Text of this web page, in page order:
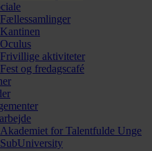
Fællessamlinger
Kantinen
Oculus
Frivillige aktiviteter
Fest og fredagscafé
Akademiet for Talentfulde Unge
SubUniversity